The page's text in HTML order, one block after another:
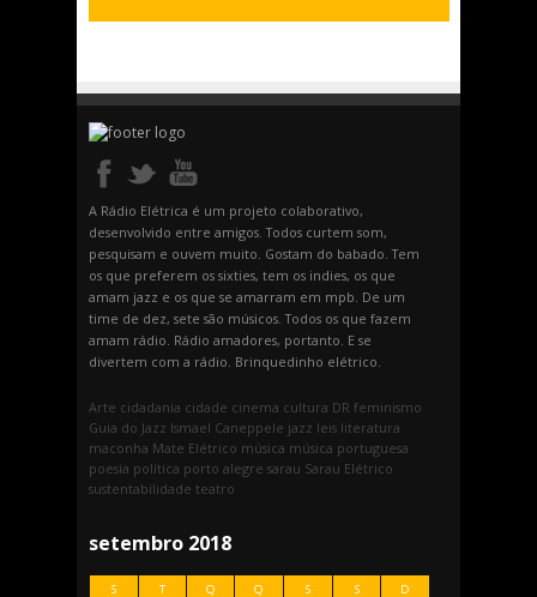
A Rádio Elétrica é um projeto colaborativo,
desenvolvido entre amigos. Todos curtem som,
pesquisam e ouvem muito. Gostam do babado. Tem
os que preferem os sixties, tem os indies, os que
amam jazz e os que se amarram em mpb. De um
time de dez, sete são músicos. Todos os que fazem
amam rádio. Rádio amadores, portanto. E se
divertem com a rádio. Brinquedinho elétrico.
Arte cidadania cidade cinema cultura DR feminismo
Guia do Jazz Ismael Caneppele jazz leis literatura
maconha Mate Elétrico música música portuguesa
poesia política porto alegre sarau Sarau Elétrico
sustentabilidade teatro
setembro 2018
S T Q Q S S D